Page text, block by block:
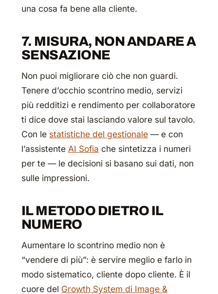
una cosa fa bene alla cliente.
7. MISURA, NON ANDARE A
SENSAZIONE
Non puoi migliorare ciò che non guardi.
Tenere d’occhio scontrino medio, servizi
più redditizi e rendimento per collaboratore
ti dice dove stai lasciando valore sul tavolo.
Con le statistiche del gestionale — e con
l’assistente AI Sofia che sintetizza i numeri
per te — le decisioni si basano sui dati, non
sulle impressioni.
IL METODO DIETRO IL
NUMERO
Aumentare lo scontrino medio non è
“vendere di più”: è servire meglio e farlo in
modo sistematico, cliente dopo cliente. È il
cuore del Growth System di Image &